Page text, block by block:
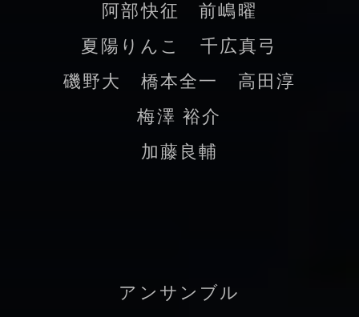
阿部快征 前嶋曜
夏陽りんこ 千広真弓
磯野大 橋本全一 高田淳
梅澤 裕介
加藤良輔
アンサンブル